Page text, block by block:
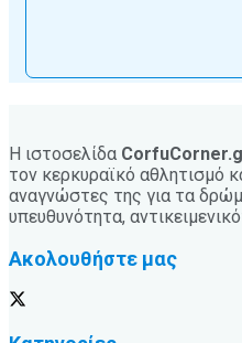
Η ιστοσελίδα
τον κερκυραϊκό αθλητισμό
αναγνώστες της για τα
υπευθυνότητα,
Ακολουθήστε μας